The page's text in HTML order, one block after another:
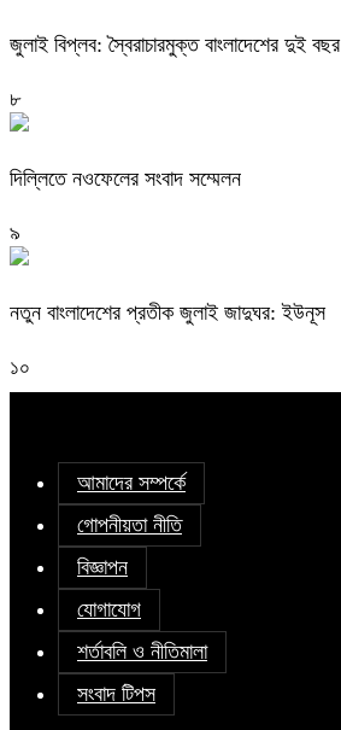
জুলাই বিপ্লব: স্বৈরাচারমুক্ত বাংলাদেশের দুই বছর
৮
দিল্লিতে নওফেলের সংবাদ সম্মেলন
৯
নতুন বাংলাদেশের প্রতীক জুলাই জাদুঘর: ইউনূস
১০
আমাদের সম্পর্কে
গোপনীয়তা নীতি
বিজ্ঞাপন
যোগাযোগ
শর্তাবলি ও নীতিমালা
সংবাদ টিপস